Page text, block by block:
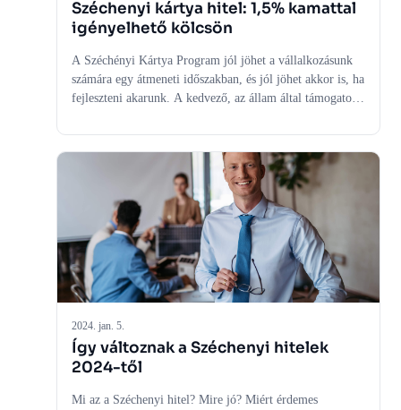
Széchenyi kártya hitel: 1,5% kamattal
igényelhető kölcsön
A Széchényi Kártya Program jól jöhet a vállalkozásunk
számára egy átmeneti időszakban, és jól jöhet akkor is, ha
fejleszteni akarunk. A kedvező, az állam által támogatott
széles körben járulhat hozzá egy vállalkozás
növekedéséhez, és ezzel a gazdaság fejlődéséhez. A
Széchényi Kártya Program népszerű termék, számos
vállalkozás használta már fel céljai eléréséhez az utóbbi
években. És most akár 1,5 százalékos kamattal is
igényelhető. Mutatjuk a részleteket.
2024. jan. 5.
Így változnak a Széchenyi hitelek
2024-től
Mi az a Széchenyi hitel? Mire jó? Miért érdemes